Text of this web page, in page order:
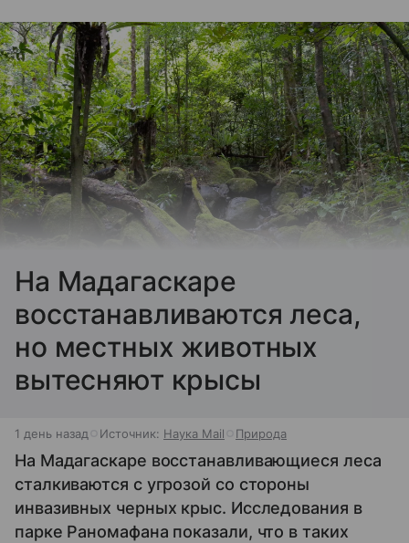
На Мадагаскаре
восстанавливаются леса,
но местных животных
вытесняют крысы
1 день назад Источник: Наука Mail Природа
На Мадагаскаре восстанавливающиеся леса
сталкиваются с угрозой со стороны
инвазивных черных крыс. Исследования в
парке Раномафана показали, что в таких